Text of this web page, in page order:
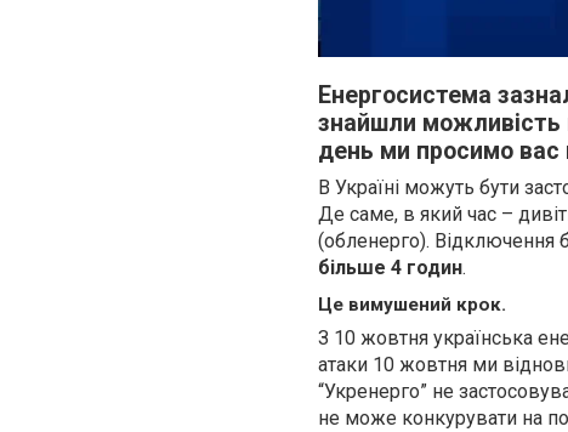
Енергосистема
знайшли можливість
день ми просимо вас
В Україні можуть бути
Де саме, в який час –
(обленерго). Відключення
більше 4 годин.
Це вимушений крок.
З 10 жовтня українська
атаки 10 жовтня ми
“Укренерго” не
не може конкурувати на